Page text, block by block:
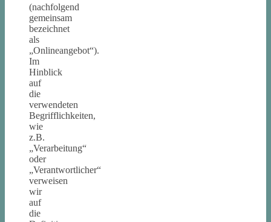
(nachfolgend
gemeinsam
bezeichnet
als
„Onlineangebot“).
Im
Hinblick
auf
die
verwendeten
Begrifflichkeiten,
wie
z.B.
„Verarbeitung“
oder
„Verantwortlicher“
verweisen
wir
auf
die